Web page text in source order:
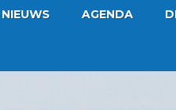
NIEUWS AGENDA